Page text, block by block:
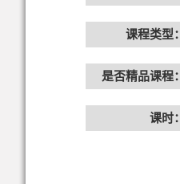
课程类型：
是否精品课程：
课时：